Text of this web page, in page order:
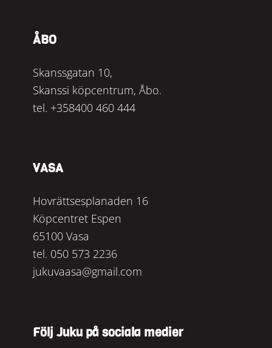
ÅBO
Skanssgatan 10,
Skanssi köpcentrum, Åbo.
tel. +358400 460 444
VASA
Hovrättsesplanaden 16
Köpcentret Espen
65100 Vasa
tel. 050 573 2236
jukuvaasa@gmail.com
Följ Juku på sociala medier